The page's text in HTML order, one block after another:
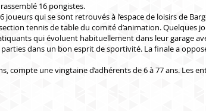
16 pongistes.
joueurs qui se sont retrouvés à l’espace de loisirs de
tennis de table du comité d’animation. Quelques
qui évoluent habituellement dans leur garage
dans un bon esprit de sportivité. La finale a
compte une vingtaine d’adhérents de 6 à 77 ans. Les